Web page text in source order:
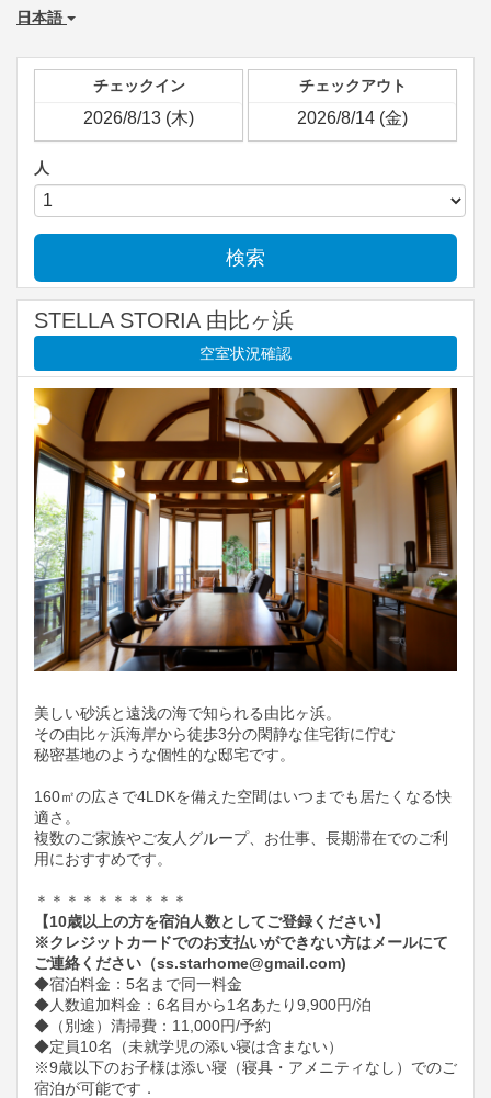
日本語
チェックイン チェックアウト
人
検索
STELLA STORIA 由比ヶ浜
空室状況確認
美しい砂浜と遠浅の海で知られる由比ヶ浜。
その由比ヶ浜海岸から徒歩3分の閑静な住宅街に佇む
秘密基地のような個性的な邸宅です。
160㎡の広さで4LDKを備えた空間はいつまでも居たくなる快
適さ。
複数のご家族やご友人グループ、お仕事、長期滞在でのご利
用におすすめです。
＊＊＊＊＊＊＊＊＊＊
【10歳以上の方を宿泊人数としてご登録ください】
※クレジットカードでのお支払いができない方はメールにて
ご連絡ください（ss.starhome@gmail.com)
◆宿泊料金：5名まで同一料金
◆人数追加料金：6名目から1名あたり9,900円/泊
◆（別途）清掃費：11,000円/予約
◆定員10名（未就学児の添い寝は含まない）
※9歳以下のお子様は添い寝（寝具・アメニティなし）でのご
宿泊が可能です．